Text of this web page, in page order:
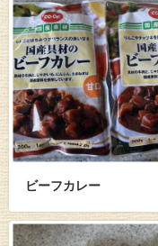
ビーフカレー